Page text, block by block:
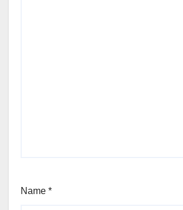
Name *